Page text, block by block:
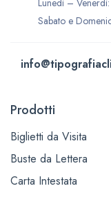
Lunedì –
Sabato e
Prodotti
Biglietti da Visita
Buste da Lettera
Carta Intestata